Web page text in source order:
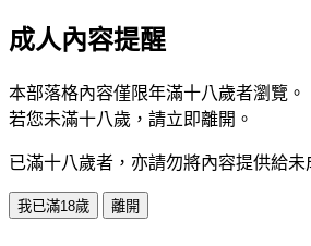
成人內容提醒
本部落格內容僅限年滿十八歲者瀏覽。
若您未滿十八歲，請立即離開。
已滿十八歲者，亦請勿將內容提供給未
我已滿18歲 離開